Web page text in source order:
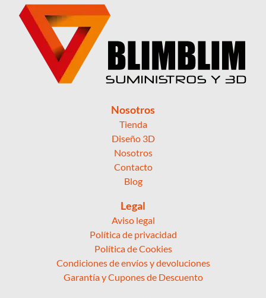
Nosotros
Tienda
Diseño 3D
Nosotros
Contacto
Blog
Legal
Aviso legal
Política de privacidad
Política de Cookies
Condiciones de envíos y devoluciones
Garantía y Cupones de Descuento